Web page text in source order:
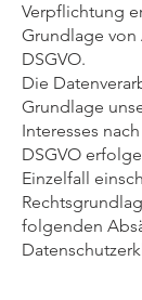
Verpflichtung
Grundlage von
DSGVO.
Die
Grundlage
Interesses
DSGVO
Einzelfall
folgenden